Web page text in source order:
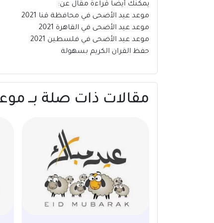
يمكنك أيضا قراءة مقال عن:
موعد عيد الأضحى في محافظة قنا 2021
موعد عيد الأضحى في القاهرة 2021
موعد عيد الأضحى في فلسطين 2021
حفظ القران الكريم بسهولة
مقالات ذات صلة بــ موعد